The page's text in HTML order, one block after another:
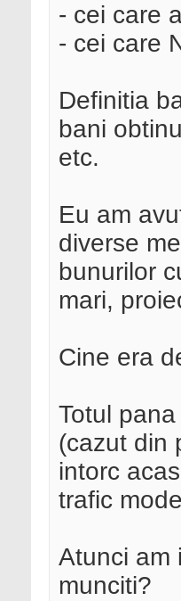
- cei care
- cei care
Definitia
bani
etc.
Eu am
diverse
bunurilor
mari,
Cine era
Totul
(cazut din
intorc
trafic
Atunci am
munciti?